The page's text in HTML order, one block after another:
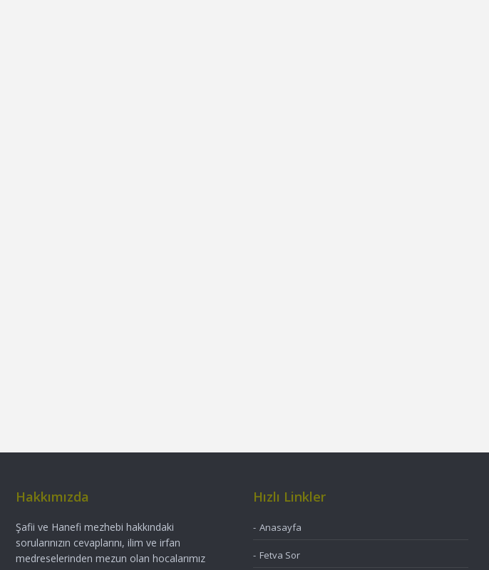
Hakkımızda
Şafii ve Hanefi mezhebi hakkındaki
sorularınızın cevaplarını, ilim ve irfan
medreselerinden mezun olan hocalarımız
Hızlı Linkler
Anasayfa
Fetva Sor